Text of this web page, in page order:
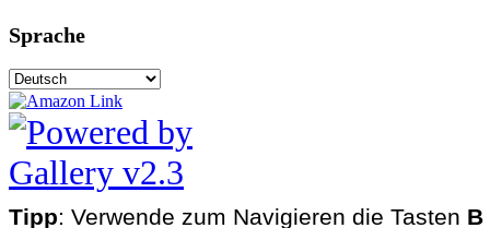
Sprache
Tipp: Verwende zum Navigieren die Tasten B